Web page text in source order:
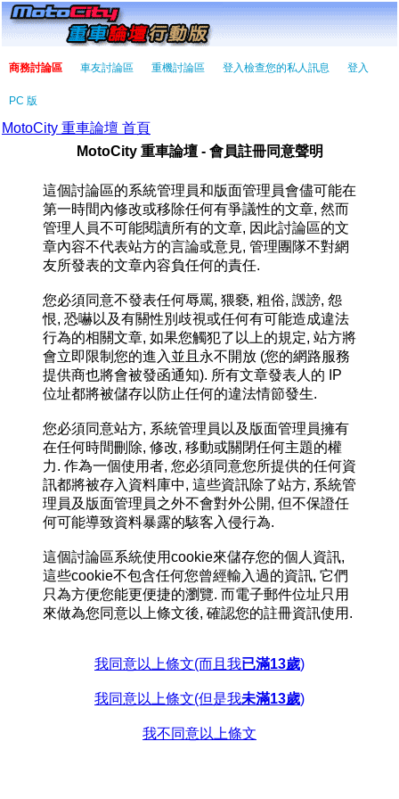
商務討論區 車友討論區 重機討論區 登入檢查您的私人訊息 登入
PC 版
MotoCity 重車論壇 首頁
MotoCity 重車論壇 - 會員註冊同意聲明
這個討論區的系統管理員和版面管理員會儘可能在
第一時間內修改或移除任何有爭議性的文章, 然而
管理人員不可能閱讀所有的文章, 因此討論區的文
章內容不代表站方的言論或意見, 管理團隊不對網
友所發表的文章內容負任何的責任.
您必須同意不發表任何辱罵, 猥褻, 粗俗, 譭謗, 怨
恨, 恐嚇以及有關性別歧視或任何有可能造成違法
行為的相關文章, 如果您觸犯了以上的規定, 站方將
會立即限制您的進入並且永不開放 (您的網路服務
提供商也將會被發函通知). 所有文章發表人的 IP
位址都將被儲存以防止任何的違法情節發生.
您必須同意站方, 系統管理員以及版面管理員擁有
在任何時間刪除, 修改, 移動或關閉任何主題的權
力. 作為一個使用者, 您必須同意您所提供的任何資
訊都將被存入資料庫中, 這些資訊除了站方, 系統管
理員及版面管理員之外不會對外公開, 但不保證任
何可能導致資料暴露的駭客入侵行為.
這個討論區系統使用cookie來儲存您的個人資訊,
這些cookie不包含任何您曾經輸入過的資訊, 它們
只為方便您能更便捷的瀏覽. 而電子郵件位址只用
來做為您同意以上條文後, 確認您的註冊資訊使用.
我同意以上條文(而且我已滿13歲)
我同意以上條文(但是我未滿13歲)
我不同意以上條文